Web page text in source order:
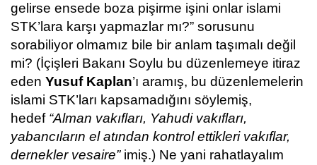
gelirse ensede boza pişirme işini onlar islami
STK’lara karşı yapmazlar mı?” sorusunu
sorabiliyor olmamız bile bir anlam taşımalı değil
mi? (İçişleri Bakanı Soylu bu düzenlemeye itiraz
eden Yusuf Kaplan’ı aramış, bu düzenlemelerin
islami STK’ları kapsamadığını söylemiş,
hedef “Alman vakıfları, Yahudi vakıfları,
yabancıların el atından kontrol ettikleri vakıflar,
dernekler vesaire”imiş.) Ne yani rahatlayalım